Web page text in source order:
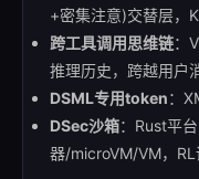
+密集注意)交替层，
跨工具调用思维链：
推理历史，跨越用户
DSML专用token：
DSec沙箱：Rust平
器/microVM/VM，RL